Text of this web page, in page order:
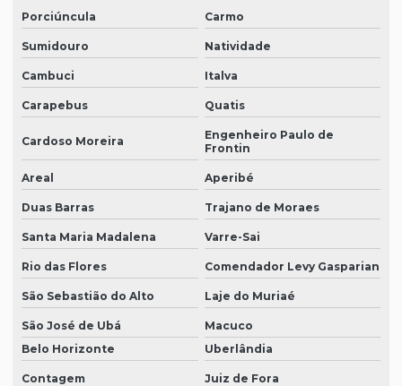
Porciúncula Carmo
Sumidouro Natividade
Cambuci Italva
Carapebus Quatis
Cardoso Moreira
Engenheiro Paulo de
Frontin
Areal Aperibé
Duas Barras Trajano de Moraes
Santa Maria Madalena Varre-Sai
Rio das Flores Comendador Levy Gasparian
São Sebastião do Alto Laje do Muriaé
São José de Ubá
Macuco
Belo Horizonte
Uberlândia
Contagem Juiz de Fora